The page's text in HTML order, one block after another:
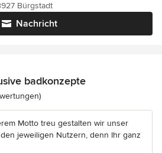
Nachricht
Bürgstadt
badkonzepte
5 von 5 Sternen
Motto treu gestalten wir unser
jeweiligen Nutzern, denn Ihr ganz